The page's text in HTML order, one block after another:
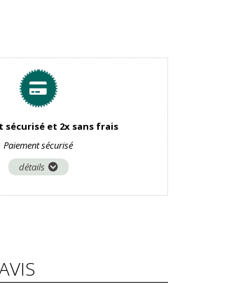
sécurisé et 2x sans frais
Paiement sécurisé
détails